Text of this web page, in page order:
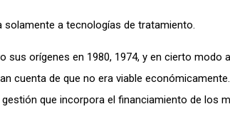
solamente a tecnologías de tratamiento.
sus orígenes en 1980, 1974, y en cierto
cuenta de que no era viable
que incorpora el financiamiento de los